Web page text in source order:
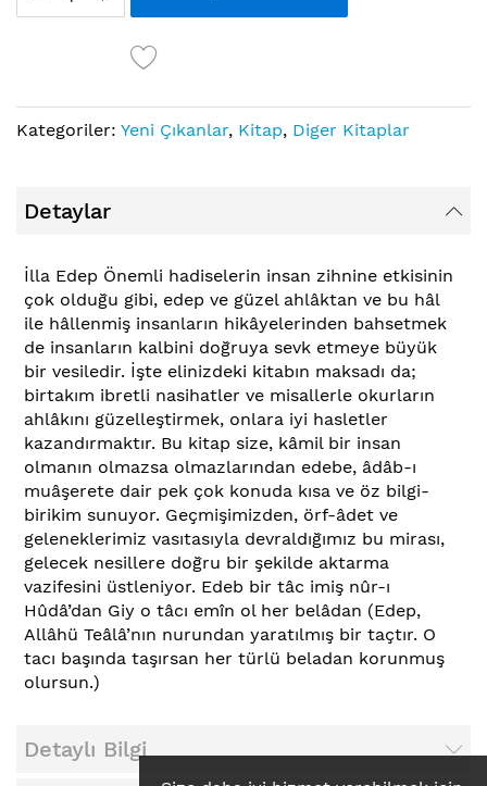
Kategoriler: Yeni Çıkanlar, Kitap, Diger Kitaplar
Detaylar
İlla Edep Önemli hadiselerin insan zihnine etkisinin
çok olduğu gibi, edep ve güzel ahlâktan ve bu hâl
ile hâllenmiş insanların hikâyelerinden bahsetmek
de insanların kalbini doğruya sevk etmeye büyük
bir vesiledir. İşte elinizdeki kitabın maksadı da;
birtakım ibretli nasihatler ve misallerle okurların
ahlâkını güzelleştirmek, onlara iyi hasletler
kazandırmaktır. Bu kitap size, kâmil bir insan
olmanın olmazsa olmazlarından edebe, âdâb-ı
muâşerete dair pek çok konuda kısa ve öz bilgi-
birikim sunuyor. Geçmişimizden, örf-âdet ve
geleneklerimiz vasıtasıyla devraldığımız bu mirası,
gelecek nesillere doğru bir şekilde aktarma
vazifesini üstleniyor. Edeb bir tâc imiş nûr-ı
Hûdâ’dan Giy o tâcı emîn ol her belâdan (Edep,
Allâhü Teâlâ’nın nurundan yaratılmış bir taçtır. O
tacı başında taşırsan her türlü beladan korunmuş
olursun.)
Detaylı Bilgi